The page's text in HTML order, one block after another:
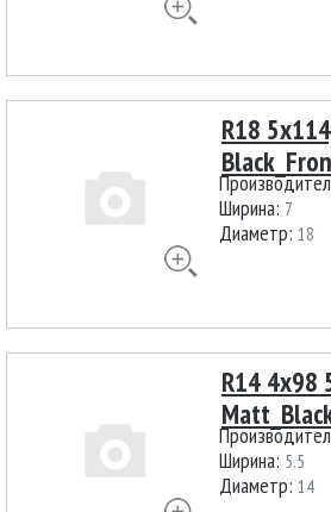
R18
Ширина: 7
Диаметр: 18
R14 4x98
Ширина: 5.5
Диаметр: 14